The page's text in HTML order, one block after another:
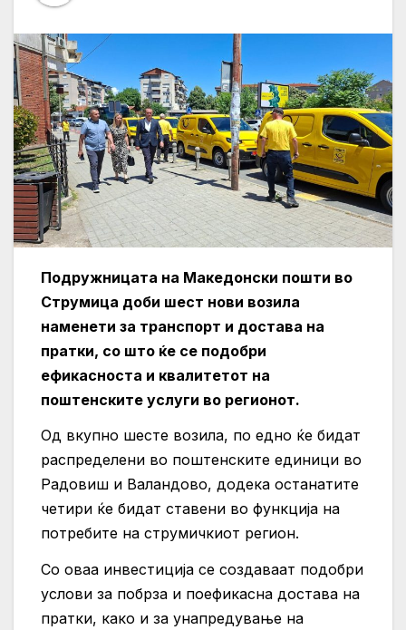
Подружницата на Македонски пошти во
Струмица доби шест нови возила
наменети за транспорт и достава на
пратки, со што ќе се подобри
ефикасноста и квалитетот на
поштенските услуги во регионот.
Од вкупно шесте возила, по едно ќе бидат
распределени во поштенските единици во
Радовиш и Валандово, додека останатите
четири ќе бидат ставени во функција на
потребите на струмичкиот регион.
Со оваа инвестиција се создаваат подобри
услови за побрза и поефикасна достава на
пратки, како и за унапредување на